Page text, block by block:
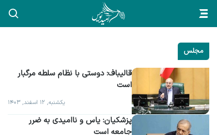
مجلس
است
یکشنبه, ۱۲ اسفند, ۱۴۰۳
جامعه است